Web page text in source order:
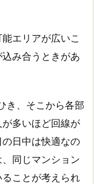
エリアが広いこ
み合うときがあ
き、そこから各部
多いほど回線が
日中は快適なの
同じマンション
ことが考えられ